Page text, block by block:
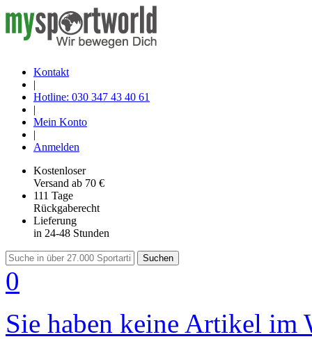
Kontakt
|
Hotline: 030 347 43 40 61
|
Mein Konto
|
Anmelden
Kostenloser
Versand ab 70 €
111 Tage
Rückgaberecht
Lieferung
in 24-48 Stunden
Suchen
0
Sie haben keine Artikel im